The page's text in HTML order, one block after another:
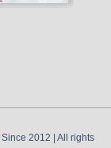
Since 2012 | All rights